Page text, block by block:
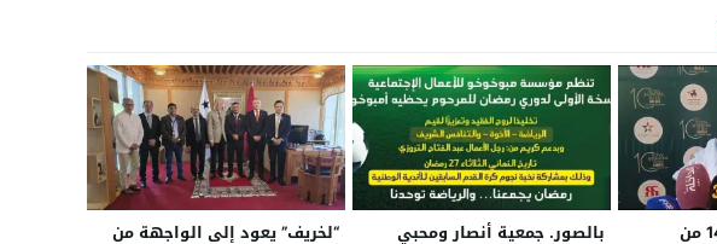
بلاغ صحفي. الدورة 14 من
بالصور. جمعية أنصار ومحبي
“لخريف” يعود إلى الواجهة من